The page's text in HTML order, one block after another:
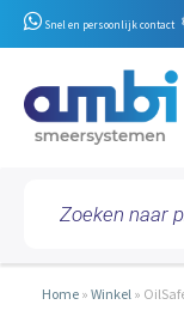
Snel en persoonlijk contact
zoeken
Home » Winkel »